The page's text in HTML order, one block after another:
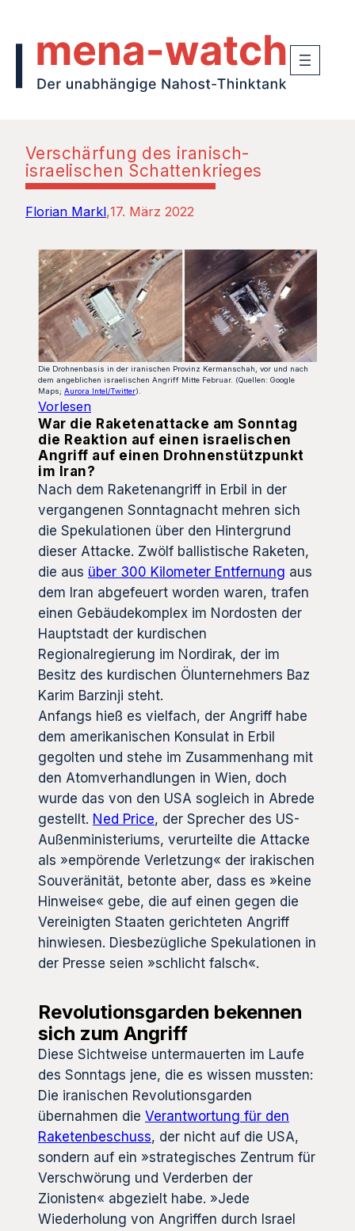
Verschärfung des iranisch-
israelischen Schattenkrieges
Florian Markl 17. März 2022
Die Drohnenbasis in der iranischen Provinz Kermanschah, vor und nach
dem angeblichen israelischen Angriff Mitte Februar. (Quellen: Google
Maps; Aurora Intel/Twitter).
Vorlesen
War die Raketenattacke am Sonntag
die Reaktion auf einen israelischen
Angriff auf einen Drohnenstützpunkt
im Iran?
Nach dem Raketenangriff in Erbil in der
vergangenen Sonntagnacht mehren sich
die Spekulationen über den Hintergrund
dieser Attacke. Zwölf ballistische Raketen,
die aus über 300 Kilometer Entfernung aus
dem Iran abgefeuert worden waren, trafen
einen Gebäudekomplex im Nordosten der
Hauptstadt der kurdischen
Regionalregierung im Nordirak, der im
Besitz des kurdischen Ölunternehmers Baz
Karim Barzinji steht.
Anfangs hieß es vielfach, der Angriff habe
dem amerikanischen Konsulat in Erbil
gegolten und stehe im Zusammenhang mit
den Atomverhandlungen in Wien, doch
wurde das von den USA sogleich in Abrede
gestellt. Ned Price, der Sprecher des US-
Außenministeriums, verurteilte die Attacke
als »empörende Verletzung« der irakischen
Souveränität, betonte aber, dass es »keine
Hinweise« gebe, die auf einen gegen die
Vereinigten Staaten gerichteten Angriff
hinwiesen. Diesbezügliche Spekulationen in
der Presse seien »schlicht falsch«.
Revolutionsgarden bekennen
sich zum Angriff
Diese Sichtweise untermauerten im Laufe
des Sonntags jene, die es wissen mussten:
Die iranischen Revolutionsgarden
übernahmen die Verantwortung für den
Raketenbeschuss, der nicht auf die USA,
sondern auf ein »strategisches Zentrum für
Verschwörung und Verderben der
Zionisten« abgezielt habe. »Jede
Wiederholung von Angriffen durch Israel